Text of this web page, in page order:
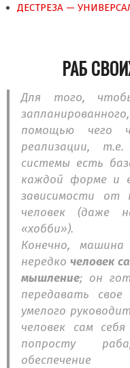
ДЕСТРЕЗА —
РАБ
Для того,
помощью чего
реализации,
системы есть
каждой форме и
зависимости от
человек (даже
«хобби»).
Конечно,
нередкочеловек
мышление; он
передавать
умелого
человек сам
попросту
обеспечение